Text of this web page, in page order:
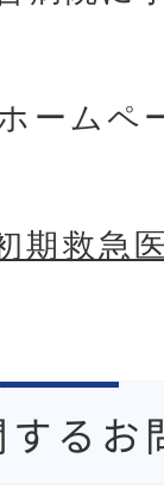
ームペ
期救急
するお